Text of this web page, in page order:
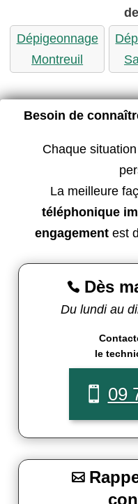
Dépigeonnage
Montreuil
Besoin de
Chaque
La meilleure
téléphonique
engagementest
 Dès
Du lundi au
le
09
